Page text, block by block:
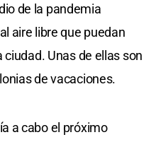
de la pandemia
aire libre que puedan
ciudad. Unas de ellas son
de vacaciones.
a cabo el próximo